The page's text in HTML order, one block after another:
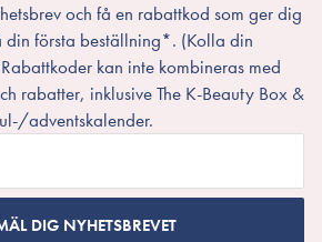
och få en rabattkod som ger dig
din första beställning*. (Kolla din
kan inte kombineras med
rabatter, inklusive The K-Beauty Box &
adventskalender.
DIG NYHETSBREVET